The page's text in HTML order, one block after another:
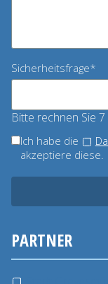
Pflichtfeld
Sicherheitsfrage*
Bitte rechnen Sie 7
Ich habe die
akzeptiere diese.
PARTNER